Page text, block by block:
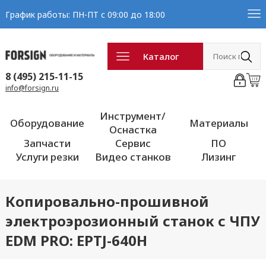
График работы: ПН-ПТ с 09:00 до 18:00
Каталог
8 (495) 215-11-15
info@forsign.ru
Оборудование
Инструмент/
Оснастка
Материалы
Запчасти
Сервис
ПО
Услуги резки
Видео станков Лизинг
Копировально-прошивной
электроэрозионный станок с ЧПУ
EDM PRO: EPTJ-640H